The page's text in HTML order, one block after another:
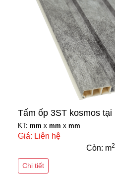
Tấm ốp 3ST kosmos
KT: mm x mm x mm
Giá: Liên hệ
Còn: m2
Chi tiết